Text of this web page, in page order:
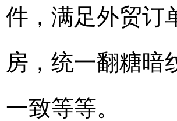
件，满足外贸订
房，统一翻糖暗
一致等等。